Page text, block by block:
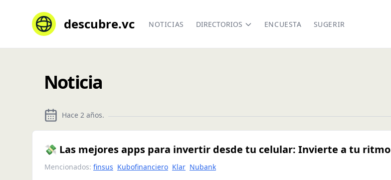
descubre.vc NOTICIAS DIRECTORIOS ENCUESTA SUGERIR
Noticia
Hace 2 años.
💸 Las mejores apps para invertir desde tu celular: Invierte a tu ritmo
Mencionados: finsus Kubofinanciero Klar Nubank